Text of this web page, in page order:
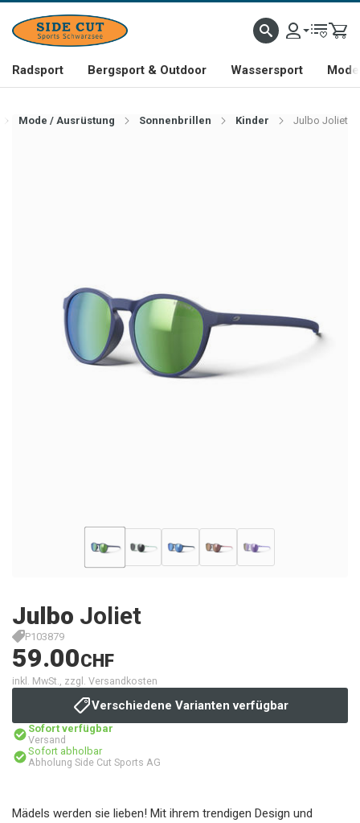
Radsport Bergsport & Outdoor Wassersport
Mode / Ausrüstung Sonnenbrillen Kinder Julbo Joliet
Julbo Joliet
P103879
59.00CHF
inkl. MwSt., zzgl. Versandkosten
Verschiedene Varianten verfügbar
Sofort verfügbar
Versand
Sofort abholbar
Abholung Side Cut Sports AG
Mädels werden sie lieben! Mit ihrem trendigen Design und